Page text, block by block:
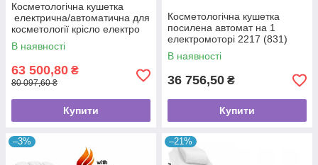
Механічні канапки
Кушетки без регулювання висоти
Косметологічна кушетка
електрична/автоматична для
косметології крісло електро
2248 BY(електромотор)
В наявності
63 500,80 ₴
80 097,60 ₴
Купити
Косметологічна кушетка
посилена автомат на 1
електромоторі 2217 (831)
В наявності
36 756,50 ₴
Купити
–3% –21%